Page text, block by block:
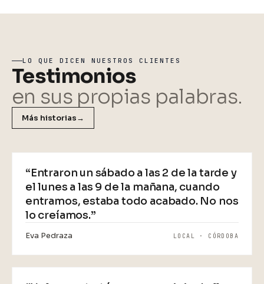
LO QUE DICEN NUESTROS CLIENTES
Testimonios
en sus propias palabras.
Más historias→
“Entraron un sábado a las 2 de la tarde y
el lunes a las 9 de la mañana, cuando
entramos, estaba todo acabado. No nos
lo creíamos.”
Eva Pedraza LOCAL · CÓRDOBA
VIDEO